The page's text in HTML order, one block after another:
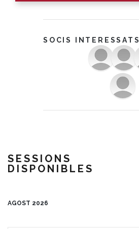
SOCIS INTERESSATS
SESSIONS
DISPONIBLES
AGOST 2026